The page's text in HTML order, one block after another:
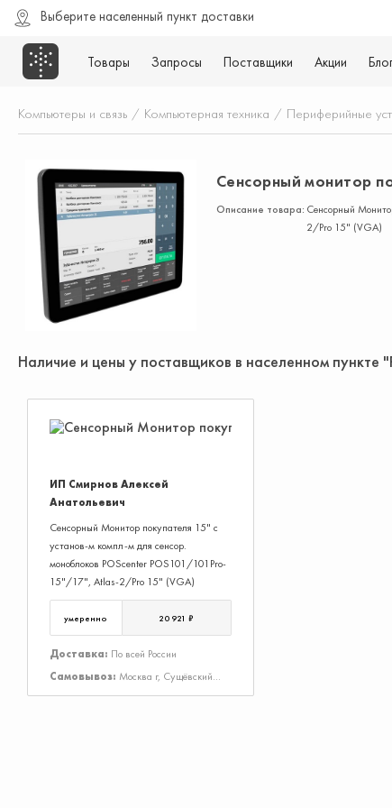
Выберите населенный пункт доставки
Товары Запросы Поставщики Акции
Компьютеры и связь / Компьютерная техника / Периферийные
Сенсорный монитор
Описание товара: Сенсорный
2/Pro 15" (VGA)
Наличие и цены у поставщиков в населенном пункте
ИП Смирнов Алексей
Анатольевич
Сенсорный Монитор покупателя 15" с
установ-м компл-м для сенсор.
моноблоков POScenter POS101/101Pro-
15"/17", Atlas-2/Pro 15" (VGA)
умеренно 20 921 ₽
Доставка: По всей России
Самовывоз: Москва г, Сущёвский
Вал ул, Дом 43, Строение 3